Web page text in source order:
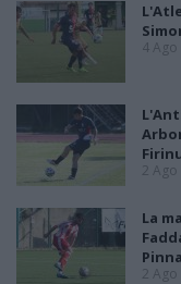
4 Ago
2 Ago
La
Pinna
2 Ago